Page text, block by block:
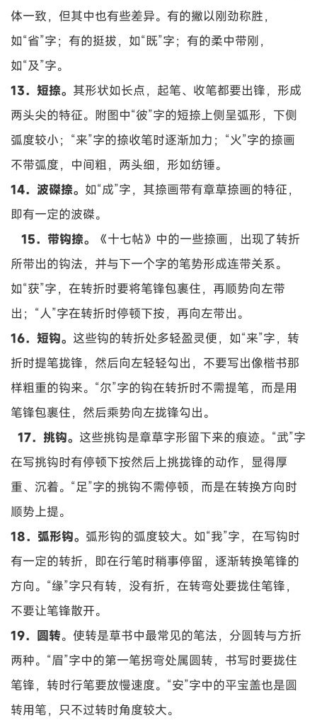
体一致，但其中也有些差异。有的撇以刚劲称胜，
如“省”字；有的挺拔，如“既”字；有的柔中带刚，
如“及”字。
13．短捺。 其形状如长点，起笔、收笔都要出锋，形成
两头尖的特征。附图中“彼”字的短捺上侧呈弧形，下侧
弧度较小；“来”字的捺收笔时逐渐加力；“火”字的捺画
不带弧度，中间粗，两头细，形如纺锤。
14．波磔捺。 如“成”字，其捺画带有章草捺画的特征，
即有一定的波磔。
15．带钩捺。
《十七帖》中的一些捺画，出现了转折
所带出的钩法，并与下一个字的笔势形成连带关系。
如“获”字，在转折时要将笔锋包裹住，再顺势向左带
出；“人”字在转折时停顿下按，再向左带出。
16．短钩。 这些钩的转折处多轻盈灵便，如“来”字，转
折时提笔拢锋，然后向左轻轻勾出，不要写出像楷书那
样粗重的钩来。“尔”字的钩在转折时不需提笔，而是用
笔锋包裹住，然后乘势向左拢锋勾出。
17．挑钩。 这些挑钩是章草字形留下来的痕迹。“武”字
在写挑钩时有停顿下按然后上挑拢锋的动作，显得厚
重、沉着。“足”字的挑钩不需停顿，而是在转换方向时
顺势上提。
18．弧形钩。 弧形钩的弧度较大。如“我”字，在写钩时
有一定的转折，即在行笔时稍事停留，逐渐转换笔锋的
方向。“缘”字只有转，没有折，在转弯处要拢住笔锋，
不要让笔锋散开。
19．圆转。使转是草书中最常见的笔法，分圆转与方折
两种。“眉”字中的第一笔拐弯处属圆转，书写时要拢住
笔锋，转时行笔要放慢速度。“安”字中的平宝盖也是圆
转用笔，只不过转时角度较大。